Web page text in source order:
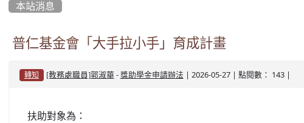
本站消息
普仁基金會「大手拉小手」育成計畫
轉知 [教務處職員]郭淑華- 獎助學金申請辦法 | 2026-05-27 | 點閱數： 143 |
扶助對象為：